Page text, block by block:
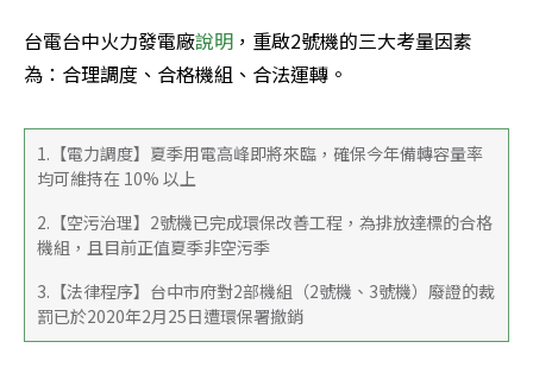
台電台中火力發電廠說明 ，重啟2號機的三大考量因素
為：合理調度、合格機組、合法運轉。
1.【電力調度】夏季用電高峰即將來臨，確保今年備轉容量率
均可維持在 10% 以上
2.【空污治理】2號機已完成環保改善工程，為排放達標的合格
機組，且目前正值夏季非空污季
3.【法律程序】台中市府對2部機組（2號機、3號機）廢證的裁
罰已於2020年2月25日遭環保署撤銷